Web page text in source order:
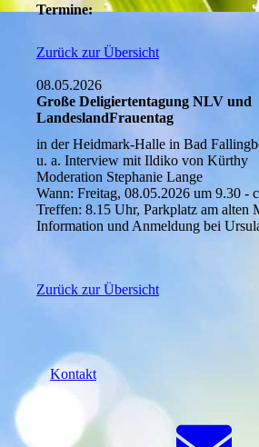
Termine:
Zurück zur Übersicht
08.05.2026
Große Deligiertentagung NLV und
LandeslandFrauentag
in der Heidmark-Halle in Bad
u. a. Interview mit Ildiko von Kürthy
Moderation Stephanie Lange
Wann: Freitag, 08.05.2026 um 9.30 -
Treffen: 8.15 Uhr, Parkplatz am alten
Information und Anmeldung bei
Zurück zur Übersicht
Kontakt